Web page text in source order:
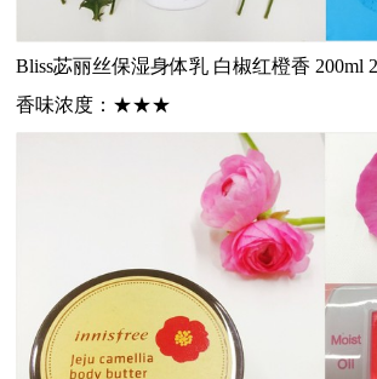
Bliss苾丽丝保湿身体乳 白椒红橙香 200ml
香味浓度： ★★★